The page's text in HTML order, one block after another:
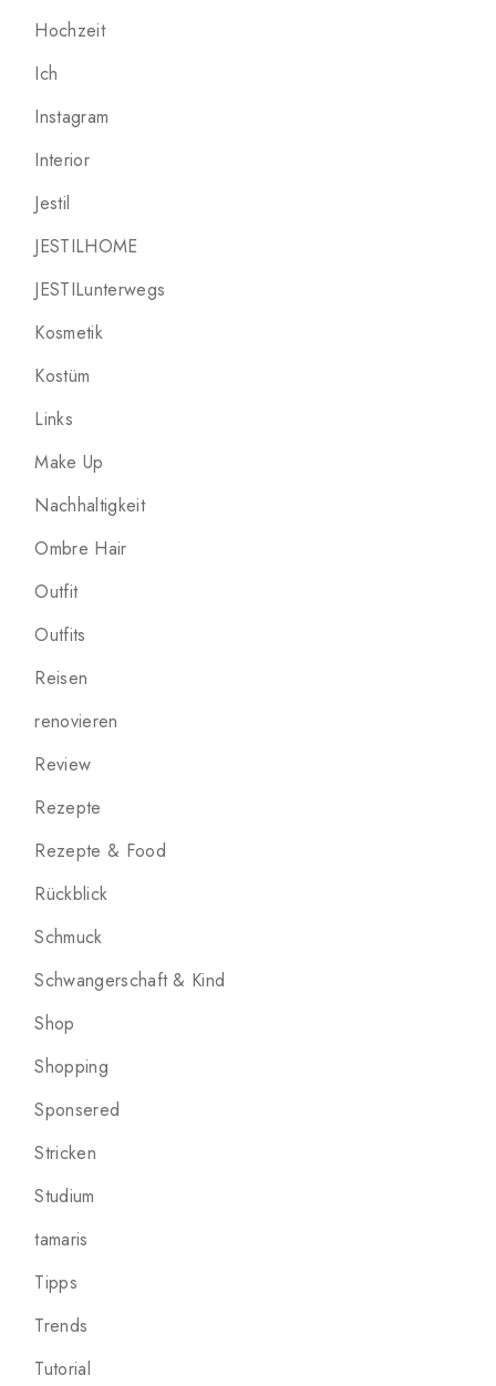
Hochzeit
Ich
Instagram
Interior
Jestil
JESTILHOME
JESTILunterwegs
Kosmetik
Kostüm
Links
Make Up
Nachhaltigkeit
Ombre Hair
Outfit
Outfits
Reisen
renovieren
Review
Rezepte
Rezepte & Food
Rückblick
Schmuck
Schwangerschaft & Kind
Shop
Shopping
Sponsered
Stricken
Studium
tamaris
Tipps
Trends
Tutorial